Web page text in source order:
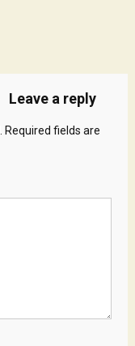
Leave a reply
Required fields are